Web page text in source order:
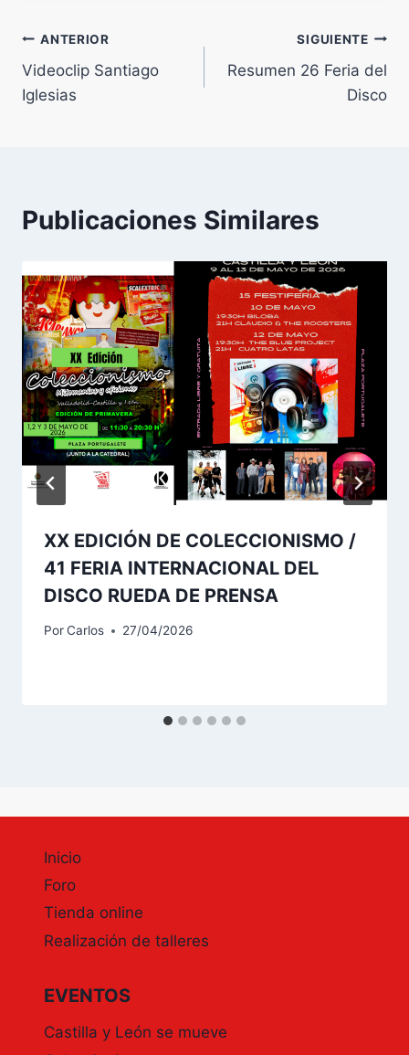
Navegación
de
ANTERIOR
Videoclip Santiago
Iglesias
SIGUIENTE
Resumen 26 Feria del
Disco
Publicaciones Similares
XX EDICIÓN DE COLECCIONISMO /
41 FERIA INTERNACIONAL DEL
DISCO RUEDA DE PRENSA
PorCarlos 27/04/2026
Inicio
Foro
Tienda online
Realización de talleres
EVENTOS
Castilla y León se mueve